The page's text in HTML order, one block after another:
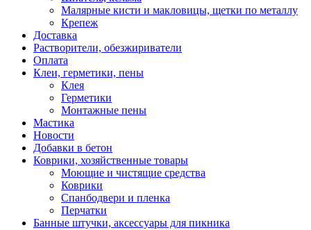
Малярные кисти и макловицы, щетки по металлу
Крепеж
Доставка
Растворители, обезжириватели
Оплата
Клеи, герметики, пены
Клея
Герметики
Монтажные пены
Мастика
Новости
Добавки в бетон
Коврики, хозяйственные товары
Моющие и чистящие средства
Коврики
Спанбодвери и пленка
Перчатки
Банные штучки, аксессуары для пикника